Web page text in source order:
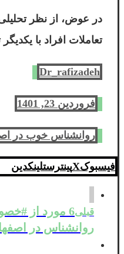
در عوض، از نظر
تعاملات افراد با
Dr_rafizadeh
فروردین 23, 1401
روانشناس خوب در
فیسبوکXپینترستلینکدین
قبلی
6 مورد از
روانشناس در